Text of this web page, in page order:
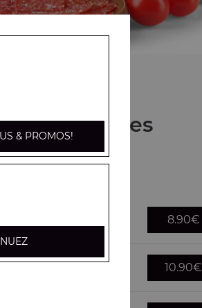
Nos Pâtes
8.90€
10.90€
& PROMOS!